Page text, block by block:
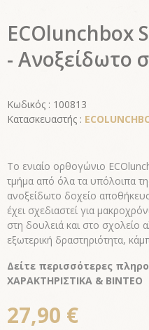
ECOlunchbox
- Ανοξείδωτο
Κωδικός : 100813
Κατασκευαστής :
Το ενιαίο ορθογώνιο
τμήμα από όλα τα υπόλοιπα
ανοξείδωτο δοχείο
έχει σχεδιαστεί για
στη δουλειά και στο σχολείο
εξωτερική δραστηριότητα,
Δείτε περισσότερες
ΧΑΡΑΚΤΗΡΙΣΤΙΚΑ & ΒΙΝΤΕΟ
27,90 €